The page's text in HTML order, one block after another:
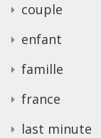
couple
enfant
famille
france
last minute